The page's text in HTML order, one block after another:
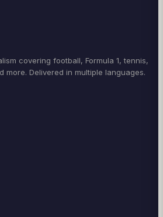
covering football, Formula 1, tennis,
more. Delivered in multiple languages.